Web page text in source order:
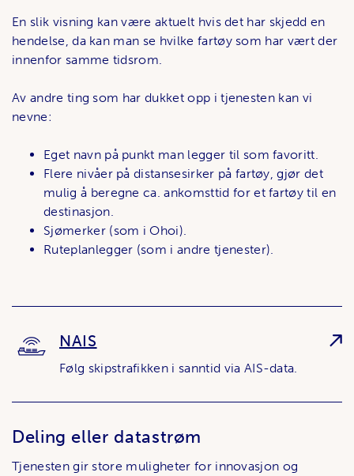
En slik visning kan være aktuelt hvis det har skjedd en
hendelse, da kan man se hvilke fartøy som har vært der
innenfor samme tidsrom.
Av andre ting som har dukket opp i tjenesten kan vi
nevne:
Eget navn på punkt man legger til som favoritt.
Flere nivåer på distansesirker på fartøy, gjør det
mulig å beregne ca. ankomsttid for et fartøy til en
destinasjon.
Sjømerker (som i Ohoi).
Ruteplanlegger (som i andre tjenester).
NAIS
Følg skipstrafikken i sanntid via AIS-data.
Deling eller datastrøm
Tjenesten gir store muligheter for innovasjon og